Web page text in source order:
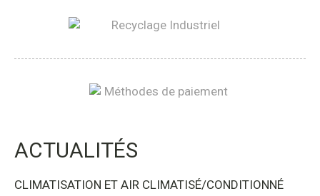
ACTUALITÉS
CLIMATISATION ET AIR CLIMATISÉ/CONDITIONNÉ